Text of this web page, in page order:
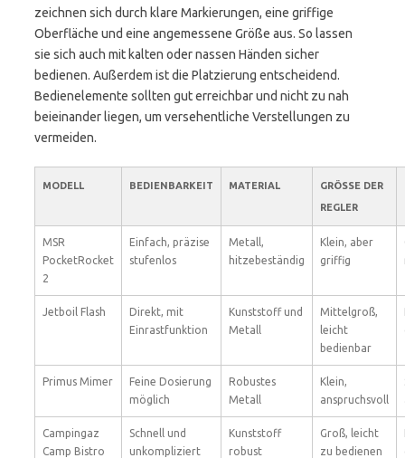
zeichnen sich durch klare Markierungen, eine griffige
Oberfläche und eine angemessene Größe aus. So lassen
sie sich auch mit kalten oder nassen Händen sicher
bedienen. Außerdem ist die Platzierung entscheidend.
Bedienelemente sollten gut erreichbar und nicht zu nah
beieinander liegen, um versehentliche Verstellungen zu
vermeiden.
MODELL BEDIENBARKEIT MATERIAL
GRÖSSE DER R
EGLER
MSR
PocketRocket
2
Einfach, präzise
stufenlos
Metall,
hitzebeständig
Klein, aber
griffig
Jetboil Flash
Direkt, mit
Einrastfunktion
Kunststoff und
Metall
Mittelgroß,
leicht
bedienbar
Primus Mimer
Feine Dosierung
möglich
Robustes
Metall
Klein,
anspruchsvoll
Campingaz
Camp Bistro
Schnell und
unkompliziert
Kunststoff
robust
Groß, leicht
zu bedienen